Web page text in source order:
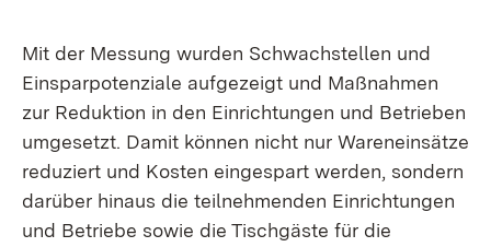
Mit der Messung wurden Schwachstellen und
Einsparpotenziale aufgezeigt und Maßnahmen
zur Reduktion in den Einrichtungen und Betrieben
umgesetzt. Damit können nicht nur Wareneinsätze
reduziert und Kosten eingespart werden, sondern
darüber hinaus die teilnehmenden Einrichtungen
und Betriebe sowie die Tischgäste für die